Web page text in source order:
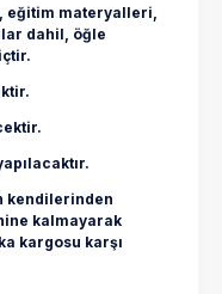
eğitim materyalleri,
dahil, öğle
kendilerinden
kalmayarak
kargosu karşı